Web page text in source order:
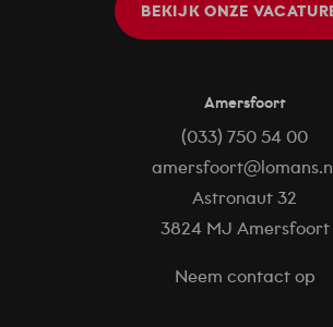
BEKIJK ONZE
Amersfoort
(033) 750 54 00
amersfoort@lomans.nl
Astronaut 32
3824 MJ Amersfoort
Neem contact op